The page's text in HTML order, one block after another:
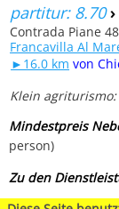
partitur: 8.70›
Contrada Piane
Francavilla Al
►16.0 km von
Klein
Mindestpreis
person)
Zu den